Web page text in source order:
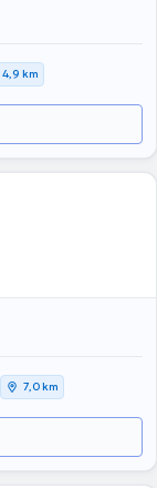
4,9 km
7,0 km